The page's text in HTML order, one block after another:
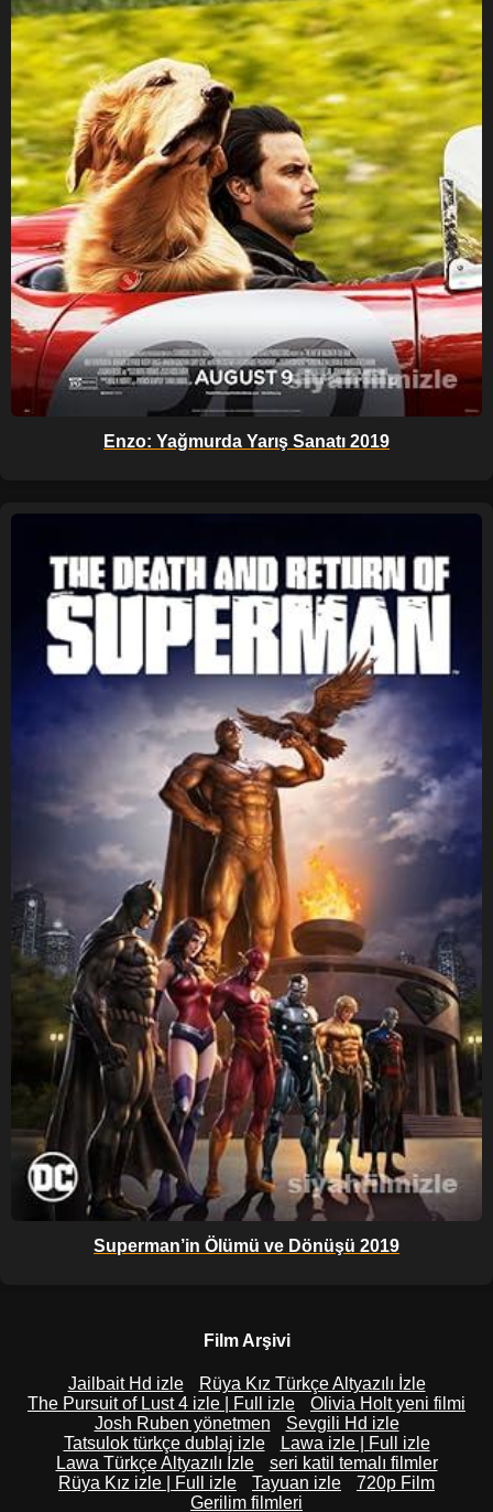
Enzo: Yağmurda Yarış Sanatı 2019
Superman’in Ölümü ve Dönüşü 2019
Film Arşivi
Jailbait Hd izle
Rüya Kız Türkçe Altyazılı İzle
The Pursuit of Lust 4 izle | Full izle
Olivia Holt yeni filmi
Josh Ruben yönetmen
Sevgili Hd izle
Tatsulok türkçe dublaj izle
Lawa izle | Full izle
Lawa Türkçe Altyazılı İzle
seri katil temalı filmler
Rüya Kız izle | Full izle
Tayuan izle
720p Film
Gerilim filmleri